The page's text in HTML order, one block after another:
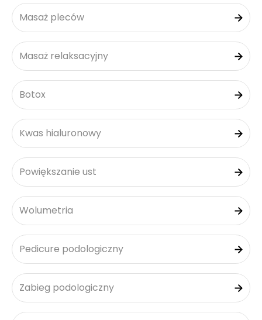
Masaż pleców
Masaż relaksacyjny
Botox
Kwas hialuronowy
Powiększanie ust
Wolumetria
Pedicure podologiczny
Zabieg podologiczny